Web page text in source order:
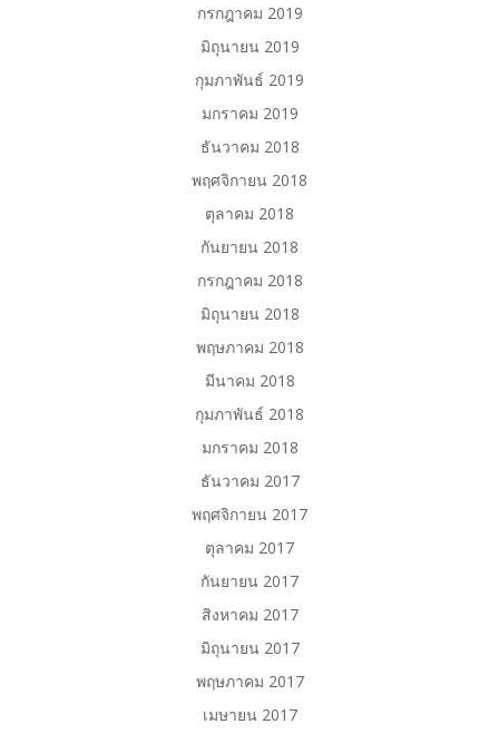
กรกฎาคม 2019
มิถุนายน 2019
กุมภาพันธ์ 2019
มกราคม 2019
ธันวาคม 2018
พฤศจิกายน 2018
ตุลาคม 2018
กันยายน 2018
กรกฎาคม 2018
มิถุนายน 2018
พฤษภาคม 2018
มีนาคม 2018
กุมภาพันธ์ 2018
มกราคม 2018
ธันวาคม 2017
พฤศจิกายน 2017
ตุลาคม 2017
กันยายน 2017
สิงหาคม 2017
มิถุนายน 2017
พฤษภาคม 2017
เมษายน 2017